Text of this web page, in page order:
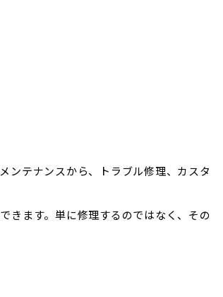
ンテナンスから、トラブル修理、カスタ
きます。単に修理するのではなく、その